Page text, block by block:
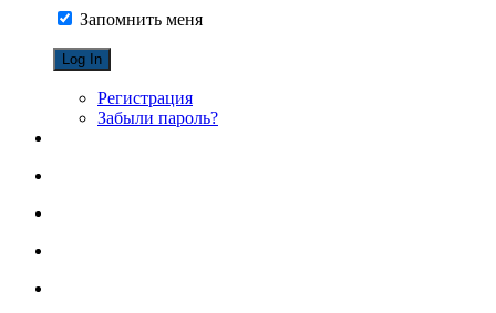
Запомнить меня
Регистрация
Забыли пароль?